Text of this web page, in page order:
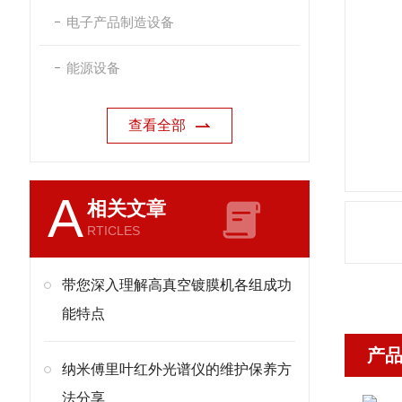
电子产品制造设备
能源设备
查看全部
A相关文章
RTICLES
带您深入理解高真空镀膜机各组成功
能特点
纳米傅里叶红外光谱仪的维护保养方
法分享
产